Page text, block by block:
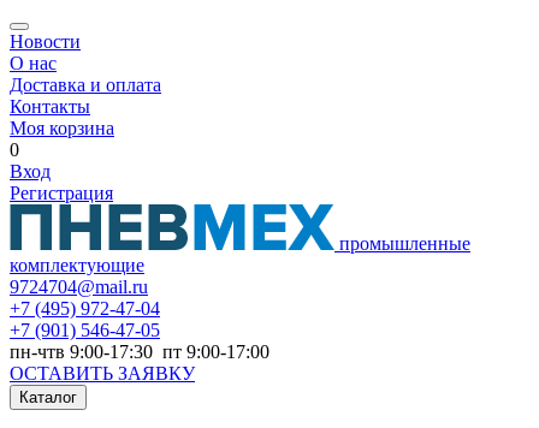
Новости
О нас
Доставка и оплата
Контакты
Моя корзина
0
Вход
Регистрация
промышленные
комплектующие
9724704@mail.ru
+7 (495) 972-47-04
+7 (901) 546-47-05
пн-чтв 9:00-17:30 пт 9:00-17:00
ОСТАВИТЬ ЗАЯВКУ
Каталог